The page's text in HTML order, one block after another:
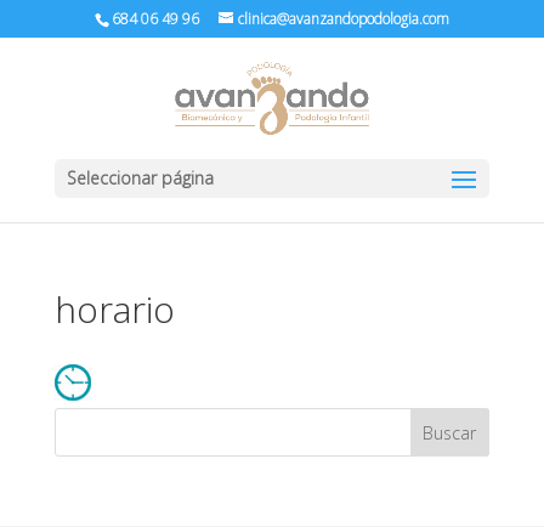
684 06 49 96 clinica@avanzandopodologia.com
Seleccionar página
horario